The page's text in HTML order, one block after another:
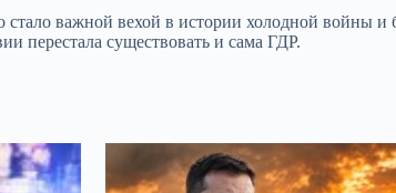
стало важной вехой в истории холодной войны и
перестала существовать и сама ГДР.